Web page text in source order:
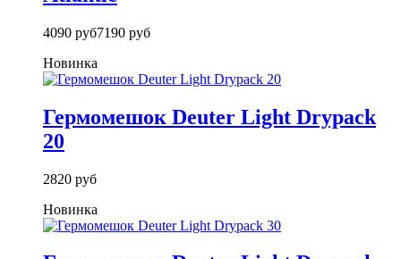
4090 руб7190 руб
Новинка
Гермомешок Deuter Light Drypack
20
2820 руб
Новинка